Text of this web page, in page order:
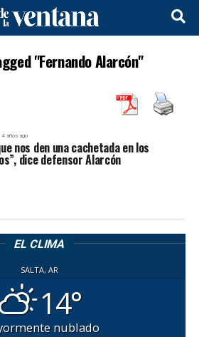
"Fernando Alarcón"
4 años ago
nos den una cachetada en los
dice defensor Alarcón
EL CLIMA
SALTA, AR
14°
nublado